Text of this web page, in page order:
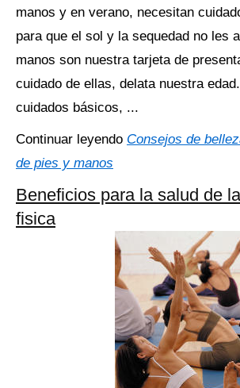
manos y en verano, necesitan
para que el sol y la sequedad no les
manos son nuestra tarjeta de
cuidado de ellas, delata nuestra
cuidados básicos, ...
Continuar leyendo Consejos de
de pies y manos
Beneficios para la salud de
fisica